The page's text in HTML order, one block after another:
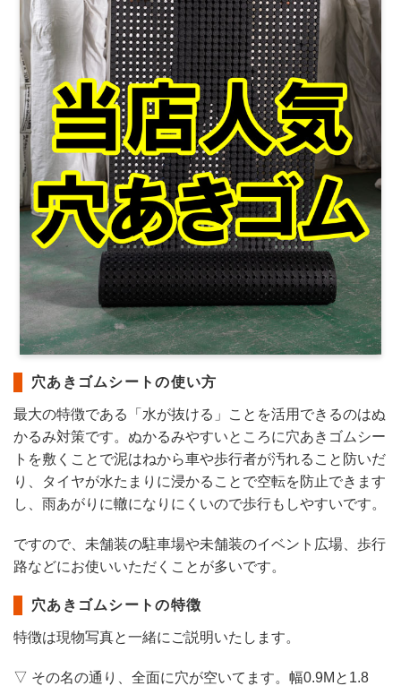
穴あきゴムシートの使い方
最大の特徴である「水が抜ける」ことを活用できるのはぬ
かるみ対策です。ぬかるみやすいところに穴あきゴムシー
トを敷くことで泥はねから車や歩行者が汚れること防いだ
り、タイヤが水たまりに浸かることで空転を防止できます
し、雨あがりに轍になりにくいので歩行もしやすいです。
ですので、未舗装の駐車場や未舗装のイベント広場、歩行
路などにお使いいただくことが多いです。
穴あきゴムシートの特徴
特徴は現物写真と一緒にご説明いたします。
▽ その名の通り、全面に穴が空いてます。幅0.9Mと1.8